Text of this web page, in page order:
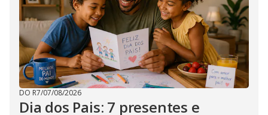
DO R7/07/08/2026
Dia dos Pais: 7 presentes e